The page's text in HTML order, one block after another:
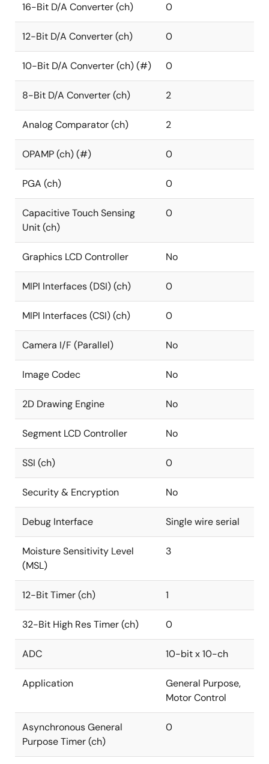
16-Bit D/A Converter (ch) 0
12-Bit D/A Converter (ch) 0
10-Bit D/A Converter (ch) (#) 0
8-Bit D/A Converter (ch) 2
Analog Comparator (ch) 2
OPAMP (ch) (#) 0
PGA (ch) 0
Capacitive Touch Sensing
Unit (ch)
0
Graphics LCD Controller No
MIPI Interfaces (DSI) (ch) 0
MIPI Interfaces (CSI) (ch) 0
Camera I/F (Parallel) No
Image Codec No
2D Drawing Engine No
Segment LCD Controller No
SSI (ch) 0
Security & Encryption No
Debug Interface Single wire serial
Moisture Sensitivity Level
(MSL)
3
12-Bit Timer (ch) 1
32-Bit High Res Timer (ch) 0
ADC 10-bit x 10-ch
Application
General Purpose,
Motor Control
Asynchronous General
Purpose Timer (ch)
0